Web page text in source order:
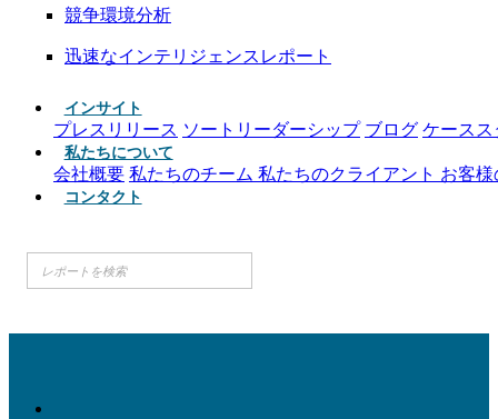
競争環境分析
迅速なインテリジェンスレポート
インサイト
プレスリリース ソートリーダーシップ ブログ ケースス
私たちについて
会社概要 私たちのチーム 私たちのクライアント お客
コンタクト